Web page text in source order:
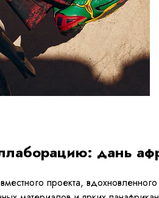
дань
проекта,